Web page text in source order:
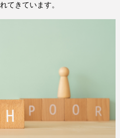
てきています。